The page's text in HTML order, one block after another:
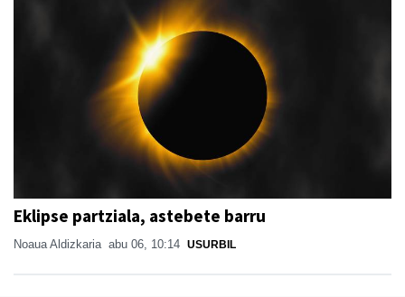
Eklipse partziala, astebete barru
Noaua Aldizkaria abu 06, 10:14 USURBIL